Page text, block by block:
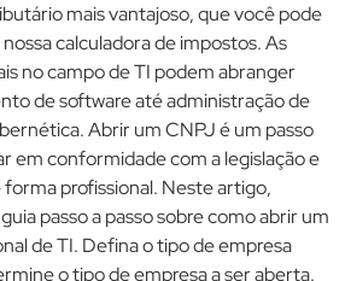
mais vantajoso, que você pode
calculadora de impostos. As
no campo de TI podem abranger
de software até administração de
Abrir um CNPJ é um passo
em conformidade com a legislação e
profissional. Neste artigo,
passo a passo sobre como abrir um
de TI. Defina o tipo de empresa
o tipo de empresa a ser aberta.